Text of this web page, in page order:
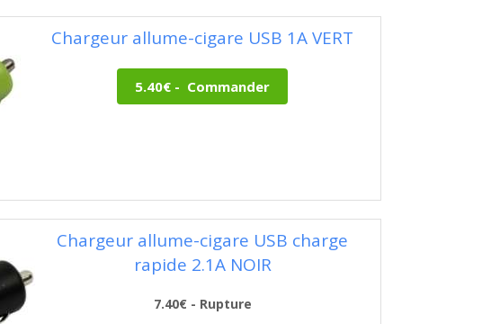
Chargeur allume-cigare USB 1A VERT
Chargeur allume-cigare USB charge
rapide 2.1A NOIR
7.40€ - Rupture